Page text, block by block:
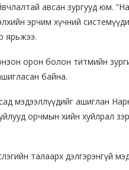
авсан зургууд юм.
эрчим хүчний
ярьжээ.
орон болон титмийн
байна.
мэдээллүүдийг ашиглан
орчмын хийн хуйлрал
талаарх дэлгэрэнгүй